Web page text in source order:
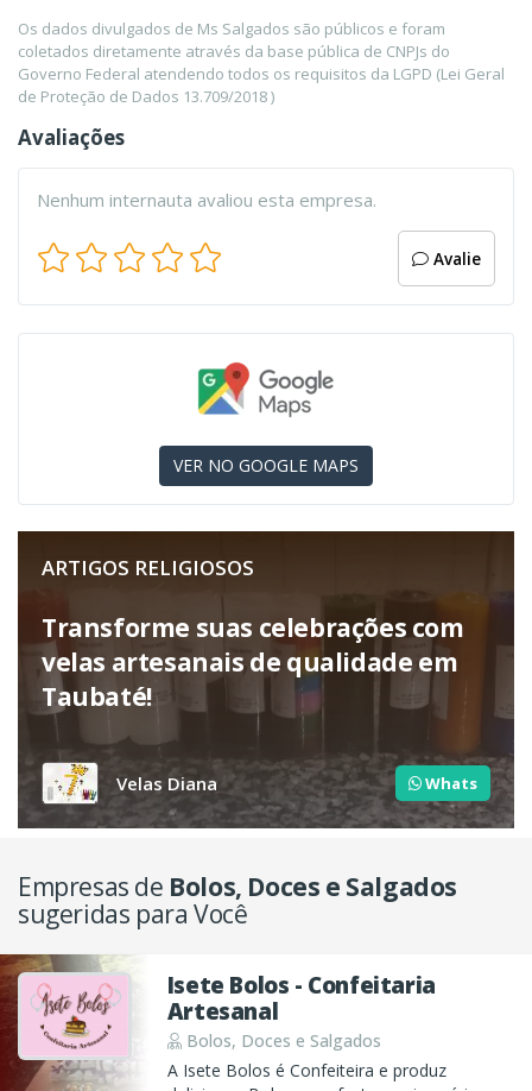
Os dados divulgados de Ms Salgados são públicos e foram
coletados diretamente através da base pública de CNPJs do
Governo Federal atendendo todos os requisitos da LGPD (Lei Geral
de Proteção de Dados 13.709/2018 )
Avaliações
Nenhum internauta avaliou esta empresa.
Avalie
VER NO GOOGLE MAPS
ARTIGOS RELIGIOSOS
Transforme suas celebrações com
velas artesanais de qualidade em
Taubaté!
Velas Diana Whats
Empresas de Bolos, Doces e Salgados
sugeridas para Você
Isete Bolos - Confeitaria
Artesanal
Bolos, Doces e Salgados
A Isete Bolos é Confeiteira e produz